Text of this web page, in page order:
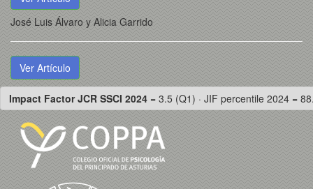
José Luis Álvaro y Alicia Garrido
Ver Artículo
Impact Factor JCR SSCI 2024 = 3.5 (Q1) · JIF percentile 2024 =